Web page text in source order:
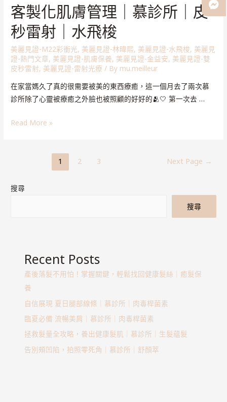
客製化肌膚管理｜慕診所｜皮
秒雷射｜水飛梭
美麗見證-M22彩衝光, 美麗見證-林暐熙, 美麗見證-水飛梭, 美麗見
證-熱門文章, 美麗見證-肌膚保養, 美麗見證-金益安, 美麗見證-雙
皮秒雷射, 美麗見證-雷射光療 / By mu.meilleur
在家當媽久了真的很需要被美的東西療癒，這一個月去了兩次慕
診所除了心靈被療癒之外臉也被照顧的好好的🫂🤍 第一次去 …
Read More »
1 2 3 Next Page →
搜尋
搜尋
Recent Posts
產後落髮不用怕！掌握關鍵，輕鬆找回健康髮絲｜癒髮保
養
自信展現 夏日腿部線條｜慕診所｜肉毒桿菌素
臨夏必備 流暢美肩｜慕診所｜肉毒桿菌素
拯救髮量全攻略，養出健康髮肌｜慕診所｜生髮蘊髮
告別頰凹陷，拍照零死角｜慕診所｜舒顏萃